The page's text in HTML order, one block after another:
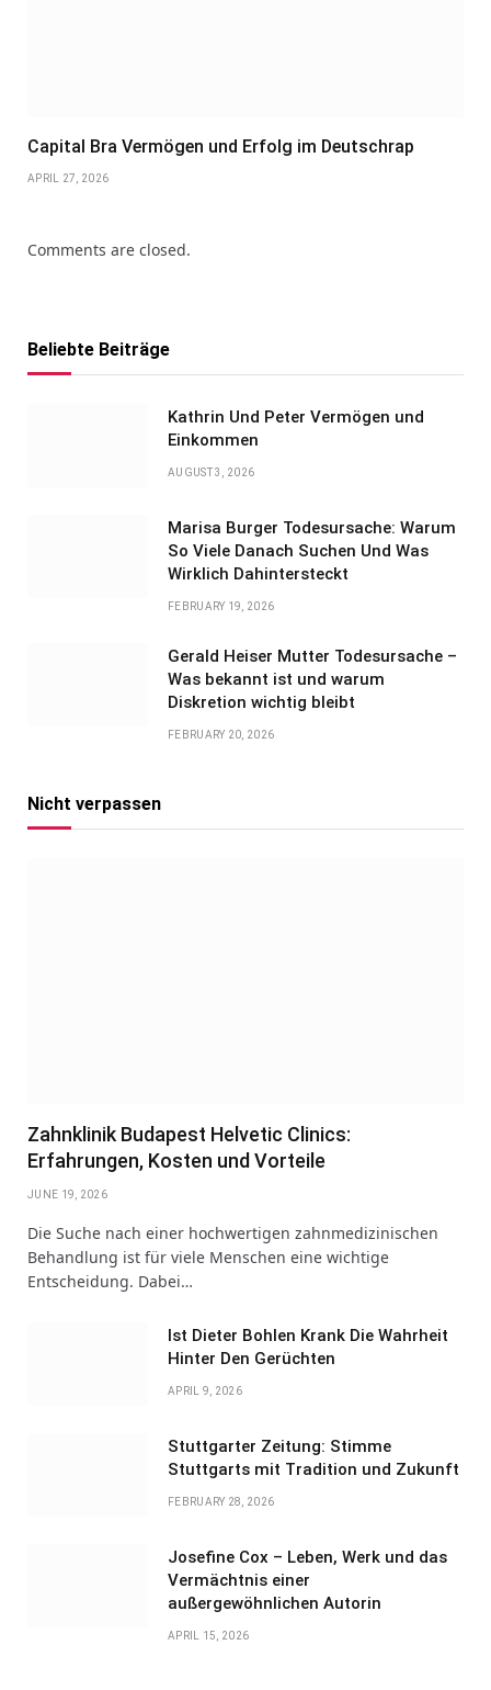
Capital Bra Vermögen und Erfolg im Deutschrap
APRIL 27, 2026
Comments are closed.
Beliebte Beiträge
Kathrin Und Peter Vermögen und
Einkommen
AUGUST 3, 2026
Marisa Burger Todesursache: Warum
So Viele Danach Suchen Und Was
Wirklich Dahintersteckt
FEBRUARY 19, 2026
Gerald Heiser Mutter Todesursache –
Was bekannt ist und warum
Diskretion wichtig bleibt
FEBRUARY 20, 2026
Nicht verpassen
Zahnklinik Budapest Helvetic Clinics:
Erfahrungen, Kosten und Vorteile
JUNE 19, 2026
Die Suche nach einer hochwertigen zahnmedizinischen
Behandlung ist für viele Menschen eine wichtige
Entscheidung. Dabei…
Ist Dieter Bohlen Krank Die Wahrheit
Hinter Den Gerüchten
APRIL 9, 2026
Stuttgarter Zeitung: Stimme
Stuttgarts mit Tradition und Zukunft
FEBRUARY 28, 2026
Josefine Cox – Leben, Werk und das
Vermächtnis einer
außergewöhnlichen Autorin
APRIL 15, 2026